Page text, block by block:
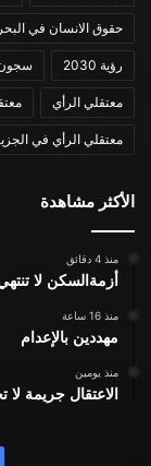
حقوق الانسان في
رؤية 2030 سجون
معتقلي الرأي
معتقلي الرأي في
الأكثر مشاهدة
منذ 4 دقائق
أزمةالسكن لا
منذ 16 ساعة
مهددين بالإعدام
منذ يومين
الاعتقال جريمة لا